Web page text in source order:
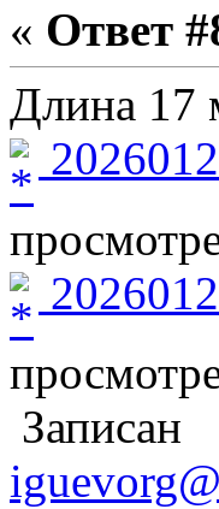
« Ответ
Длина 17
Записан